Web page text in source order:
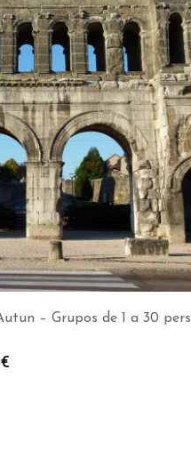
– Grupos de 1 a 30 pers
€